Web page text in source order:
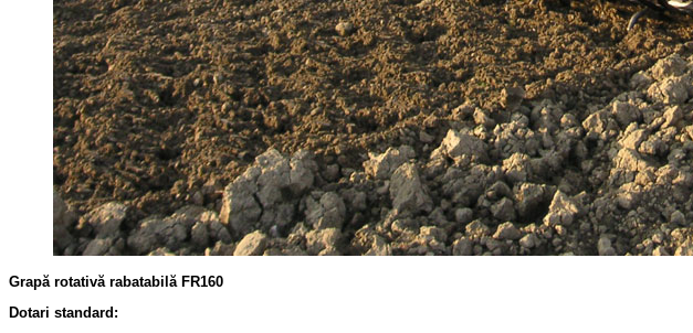
Grapă rotativă rabatabilă FR160
Dotari standard: